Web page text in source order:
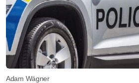
Adam Wágner